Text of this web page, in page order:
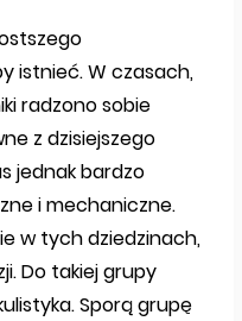
istnieć. W czasach,
radzono sobie
z dzisiejszego
jednak bardzo
i mechaniczne.
w tych dziedzinach,
Do takiej grupy
Sporą grupę